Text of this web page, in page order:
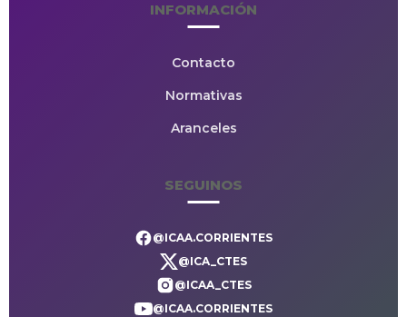
INFORMACIÓN
Contacto
Normativas
Aranceles
SEGUINOS
@ICAA.CORRIENTES
@ICA_CTES
@ICAA_CTES
@ICAA.CORRIENTES